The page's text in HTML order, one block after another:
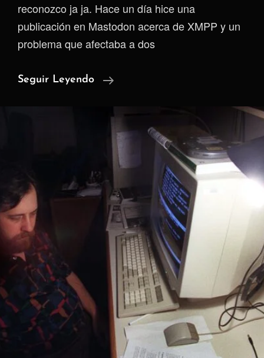
reconozco ja ja. Hace un día hice una
publicación en Mastodon acerca de XMPP y un
problema que afectaba a dos
Seguir Leyendo
¿Por
No
Uso
XMPP?